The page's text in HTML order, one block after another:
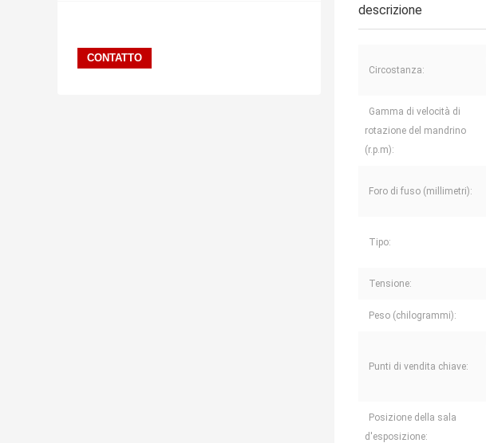
descrizione
Circostanza:
Gamma di velocità di
rotazione del mandrino
(r.p.m):
Foro di fuso (millimetri):
Tipo:
Tensione:
Peso (chilogrammi):
Punti di vendita chiave:
Posizione della sala
d'esposizione: